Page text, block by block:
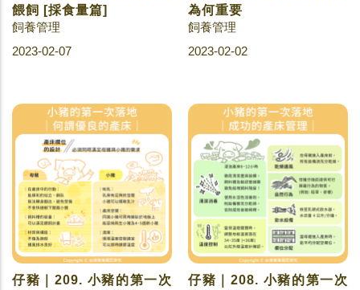
餵飼 [採食量篇]
飼養管理
2023-02-07
為何重要
飼養管理
2023-02-02
仔豬｜209. 小豬的第一次
仔豬｜208. 小豬的第一次